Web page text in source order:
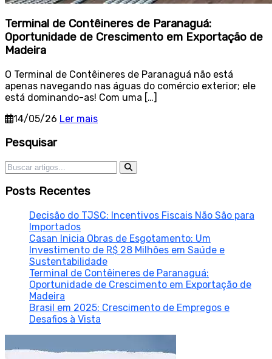
Terminal de Contêineres de Paranaguá:
Oportunidade de Crescimento em Exportação de
Madeira
O Terminal de Contêineres de Paranaguá não está
apenas navegando nas águas do comércio exterior; ele
está dominando-as! Com uma […]
14/05/26 Ler mais
Sidebar
Pesquisar
Pesquisar por:
Posts Recentes
Decisão do TJSC: Incentivos Fiscais Não São para
Importados
Casan Inicia Obras de Esgotamento: Um
Investimento de R$ 28 Milhões em Saúde e
Sustentabilidade
Terminal de Contêineres de Paranaguá:
Oportunidade de Crescimento em Exportação de
Madeira
Brasil em 2025: Crescimento de Empregos e
Desafios à Vista